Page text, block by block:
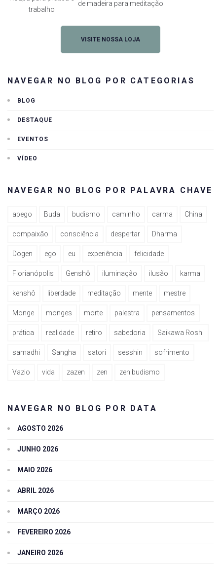
trabalho
de madeira para meditação
VISITE NOSSA LOJA
NAVEGAR NO BLOG POR CATEGORIAS
BLOG
DESTAQUE
EVENTOS
VÍDEO
NAVEGAR NO BLOG POR PALAVRA CHAVE
apego Buda budismo caminho carma China
compaixão consciência despertar Dharma
Dogen ego eu experiência felicidade
Florianópolis Genshô iluminação ilusão karma
kenshô liberdade meditação mente mestre
Monge monges morte palestra pensamentos
prática realidade retiro sabedoria Saikawa Roshi
samadhi Sangha satori sesshin sofrimento
Vazio vida zazen zen zen budismo
NAVEGAR NO BLOG POR DATA
AGOSTO 2026
JUNHO 2026
MAIO 2026
ABRIL 2026
MARÇO 2026
FEVEREIRO 2026
JANEIRO 2026